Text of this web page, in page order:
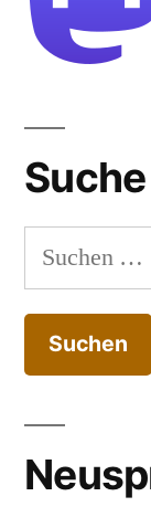
Suche
Suchen
nach: